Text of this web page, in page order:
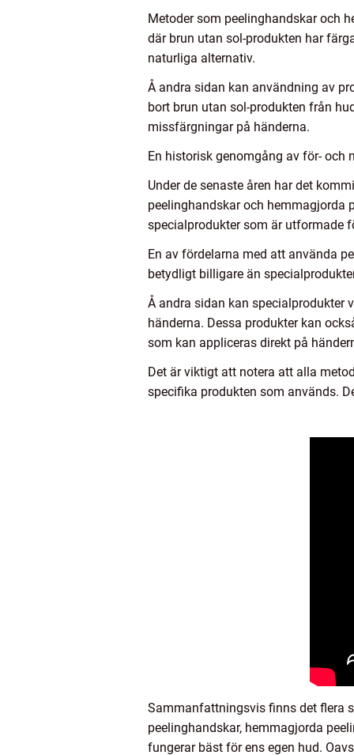
Metoder som peelinghandskar och
där brun utan sol-produkten har
naturliga alternativ.
Å andra sidan kan användning av
bort brun utan sol-produkten från
missfärgningar på händerna.
En historisk genomgång av för- och
Under de senaste åren har det
peelinghandskar och hemmagjorda
specialprodukter som är utformade
En av fördelarna med att använda
betydligt billigare än
Å andra sidan kan specialprodukter
händerna. Dessa produkter kan
som kan appliceras direkt på
Det är viktigt att notera att alla
specifika produkten som används.
Sammanfattningsvis finns det flera
peelinghandskar, hemmagjorda
fungerar bäst för ens egen hud.